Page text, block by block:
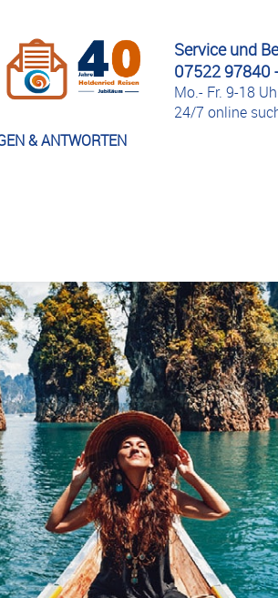
& ANTWORTEN
Service und
07522 97840
Mo.- Fr. 9-18
24/7 online